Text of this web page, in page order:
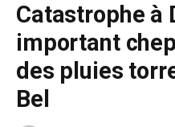
Catastrophe à
important
des pluies
Bel